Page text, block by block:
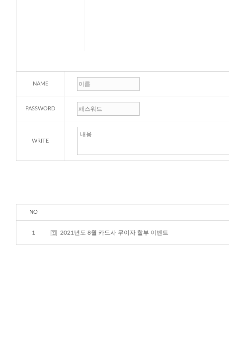
NAME
PASSWORD
WRITE
NO
1 2021년도 8월 카드사 무이자 할부 이벤트